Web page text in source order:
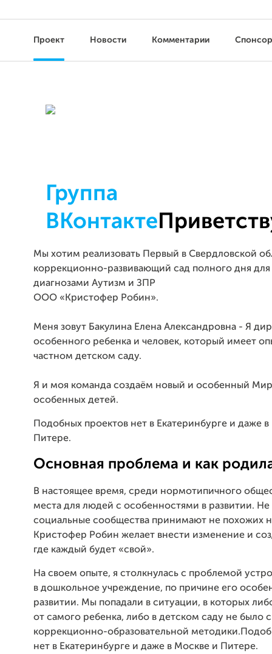
Проект Новости Комментарии
Группа
ВКонтакте
Мы хотим реализовать Первый в Свердловской
коррекционно-развивающий сад полного дня для
диагнозами Аутизм и ЗПР
ООО «Кристофер Робин».
Меня зовут Бакулина Елена Александровна - Я
особенного ребенка и человек, который имеет
частном детском саду.
Я и моя команда создаём новый и особенный
особенных детей.
Подобных проектов нет в Екатеринбурге и даже
Питере.
Основная проблема и как
В настоящее время, среди нормотипичного
места для людей с особенностями в развитии. Не
социальные сообщества принимают не похожих
Кристофер Робин желает внести изменение и
где каждый будет «свой».
На своем опыте, я столкнулась с проблемой
в дошкольное учреждение, по причине его
развитии. Мы попадали в ситуации, в которых
от самого ребенка, либо в детском саду не было
коррекционно-образовательной
нет в Екатеринбурге и даже в Москве и Питере.